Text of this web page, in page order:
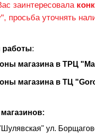
заинтересовала
просьба уточнять
работы:
магазина в ТРЦ
магазина в ТЦ
ул.